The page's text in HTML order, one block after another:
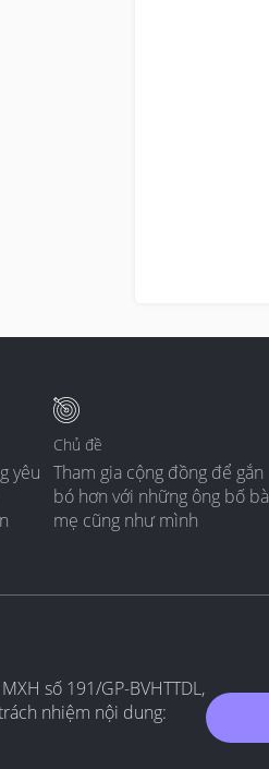
yêu
Chủ đề
Tham gia cộng đồng để gắn
bó hơn với những ông bố bà
mẹ cũng như mình
số 191/GP-BVHTTDL,
nhiệm nội dung: